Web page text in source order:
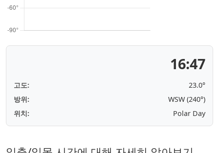
16:47
고도:
23.0°
방위:
WSW (240°)
위치:
Polar Day